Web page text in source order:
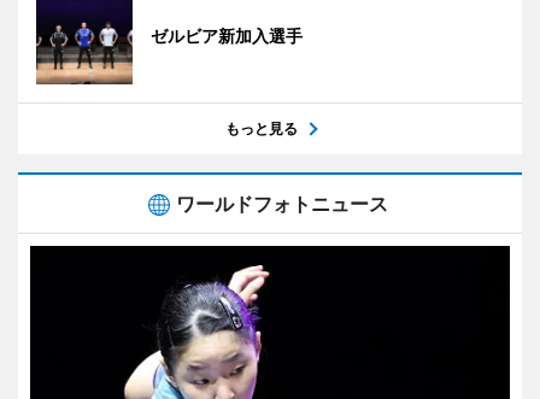
ゼルビア新加入選手
もっと見る
ワールドフォトニュース